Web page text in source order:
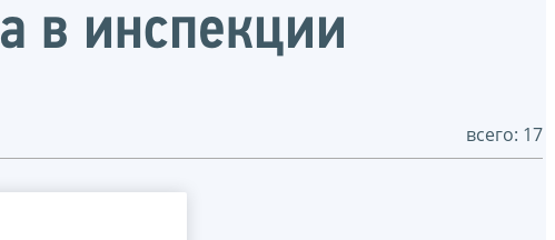
в инспекции
всего: 17